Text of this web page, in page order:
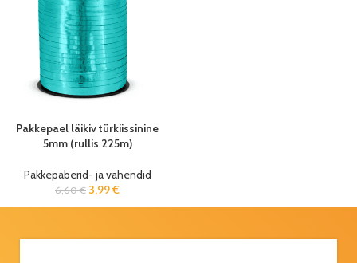
Pakkepael läikiv türkiissinine
5mm (rullis 225m)
Pakkepaberid- ja vahendid
6,60€ 3,99€